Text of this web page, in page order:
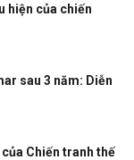
hiện của chiến
sau 3 năm: Diễn
Chiến tranh thế